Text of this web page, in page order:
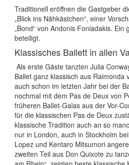
Traditionell eröffnen die Gastgeber
„Blick ins Nähkästchen“, einer
„Bond“ von Andonis Foniadakis.
beteiligt.
Klassisches Ballett in allen
Als erste Gäste tanzten Julia
Ballet ganz klassisch aus Raimonda
auch schon im letzten Jahr bei der
nochmal mit dem Pas de Deux von
früheren Ballet-Galas aus der Vor-
für die klassischen Pas de Deux
klassische Tradition auch an so
nur in London, auch in Stockholm
Lopez und Kentaro Mitsumori
zweiten Teil aus Don Quixote zu